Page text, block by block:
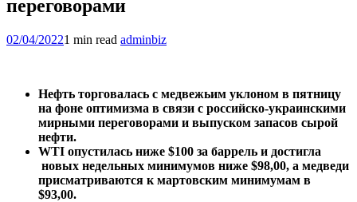
переговорами
02/04/20221 min read adminbiz
Нефть торговалась с медвежьим уклоном в пятницу
на фоне оптимизма в связи с российско-украинскими
мирными переговорами и выпуском запасов сырой
нефти.
WTI опустилась ниже $100 за баррель и достигла
новых недельных минимумов ниже $98,00, а медведи
присматриваются к мартовским минимумам в
$93,00.